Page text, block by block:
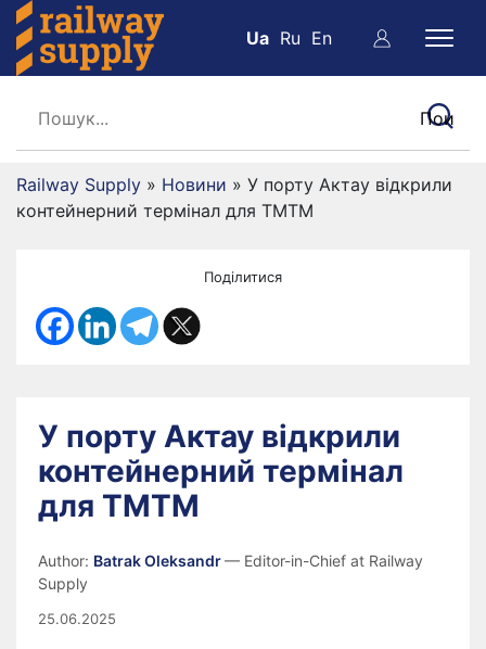
Ua Ru En
Railway Supply » Новини » У порту Актау відкрили
контейнерний термінал для ТМТМ
Поділитися
У порту Актау відкрили
контейнерний термінал
для ТМТМ
Author: Batrak Oleksandr— Editor-in-Chief at Railway
Supply
25.06.2025